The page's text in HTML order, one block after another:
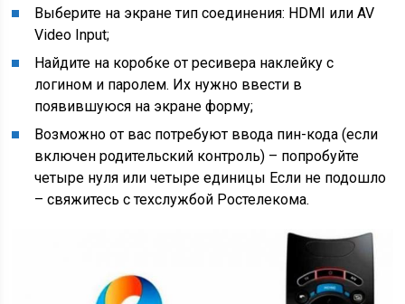
Выберите на экране тип соединения: HDMI или AV
Video Input;
Найдите на коробке от ресивера наклейку с
логином и паролем. Их нужно ввести в
появившуюся на экране форму;
Возможно от вас потребуют ввода пин-кода (если
включен родительский контроль) – попробуйте
четыре нуля или четыре единицы Если не подошло
– свяжитесь с техслужбой Ростелекома.